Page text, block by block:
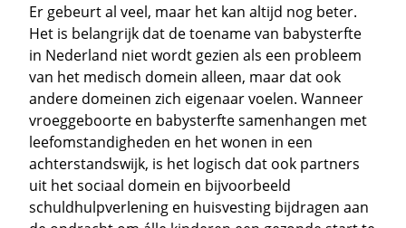
Er gebeurt al veel, maar het kan altijd nog beter.
Het is belangrijk dat de toename van babysterfte
in Nederland niet wordt gezien als een probleem
van het medisch domein alleen, maar dat ook
andere domeinen zich eigenaar voelen. Wanneer
vroeggeboorte en babysterfte samenhangen met
leefomstandigheden en het wonen in een
achterstandswijk, is het logisch dat ook partners
uit het sociaal domein en bijvoorbeeld
schuldhulpverlening en huisvesting bijdragen aan